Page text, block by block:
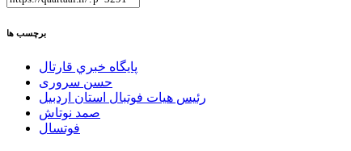
برچسب ها
پايگاه خبري قارتال
حسن سروری
رئیس هیات فوتبال استان اردبیل
صمد نوتاش
فوتسال